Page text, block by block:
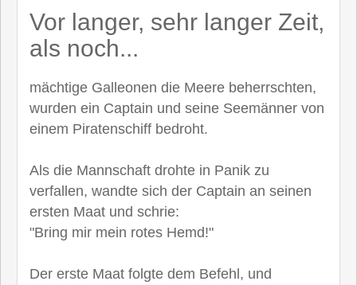
Vor langer, sehr langer Zeit,
als noch...
mächtige Galleonen die Meere beherrschten,
wurden ein Captain und seine Seemänner von
einem Piratenschiff bedroht.
Als die Mannschaft drohte in Panik zu
verfallen, wandte sich der Captain an seinen
ersten Maat und schrie:
"Bring mir mein rotes Hemd!"
Der erste Maat folgte dem Befehl, und